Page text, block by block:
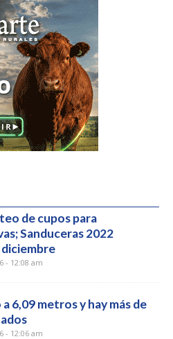
de cupos para
Sanduceras 2022
diciembre
- 12:08 am
6,09 metros y hay más de
- 12:06 am